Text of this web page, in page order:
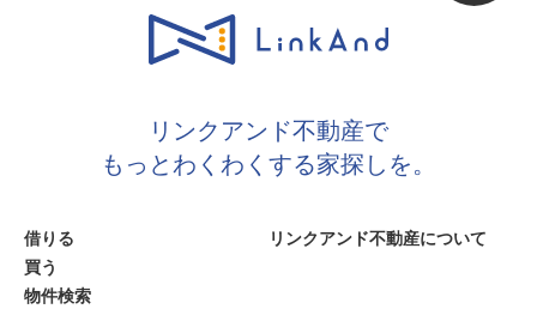
リンクアンド不動産で
もっとわくわくする家探しを。
借りる
買う
物件検索
リンクアンド不動産について